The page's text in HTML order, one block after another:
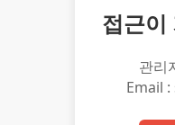
접근이
관리
Email